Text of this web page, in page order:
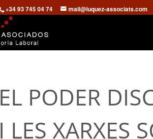
+34 93 745 04 74 mail@luquez-associats.com
EL PODER
I LES XARXES